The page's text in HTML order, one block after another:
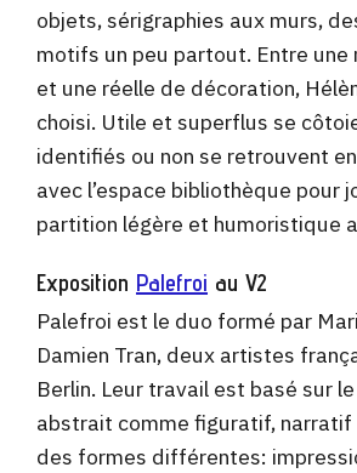
objets, sérigraphies aux murs,
motifs un peu partout. Entre une
et une réelle de décoration,
choisi. Utile et superflus se
identifiés ou non se retrouvent
avec l’espace bibliothèque pour
partition légère et humoristique
Exposition Palefroi au V2
Palefroi est le duo formé par
Damien Tran, deux artistes
Berlin. Leur travail est basé sur
abstrait comme figuratif, narratif
des formes différentes: